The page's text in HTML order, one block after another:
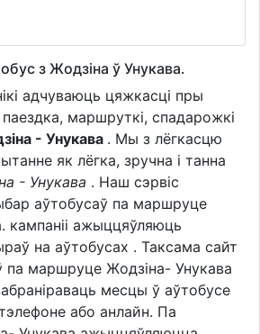
з Жодзіна ў Унукава.
адчуваюць цяжкасці пры
маршруткі, спадарожкі
- Унукава . Мы з лёгкасцю
як лёгка, зручна і танна
- Унукава . Наш сэрвіс
аўтобусаў па маршруце
кампаніі ажыццяўляюць
на аўтобусах . Таксама сайт
па маршруце Жодзіна- Унукава
месцы ў аўтобусе
або анлайн. Па